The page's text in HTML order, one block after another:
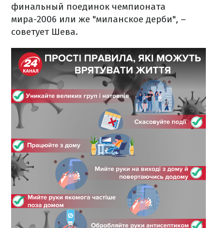
финальный поединок чемпионата
мира-2006 или же "миланское дерби", –
советует Шева.